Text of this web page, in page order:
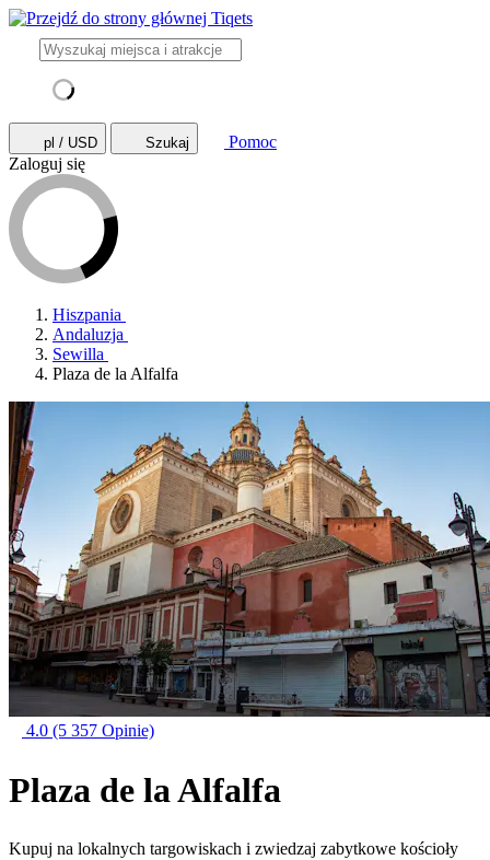
pl / USD Szukaj
Pomoc
Zaloguj się
Hiszpania
Andaluzja
Sewilla
Plaza de la Alfalfa
4.0 (5 357 Opinie)
Plaza de la Alfalfa
Kupuj na lokalnych targowiskach i zwiedzaj zabytkowe kościoły